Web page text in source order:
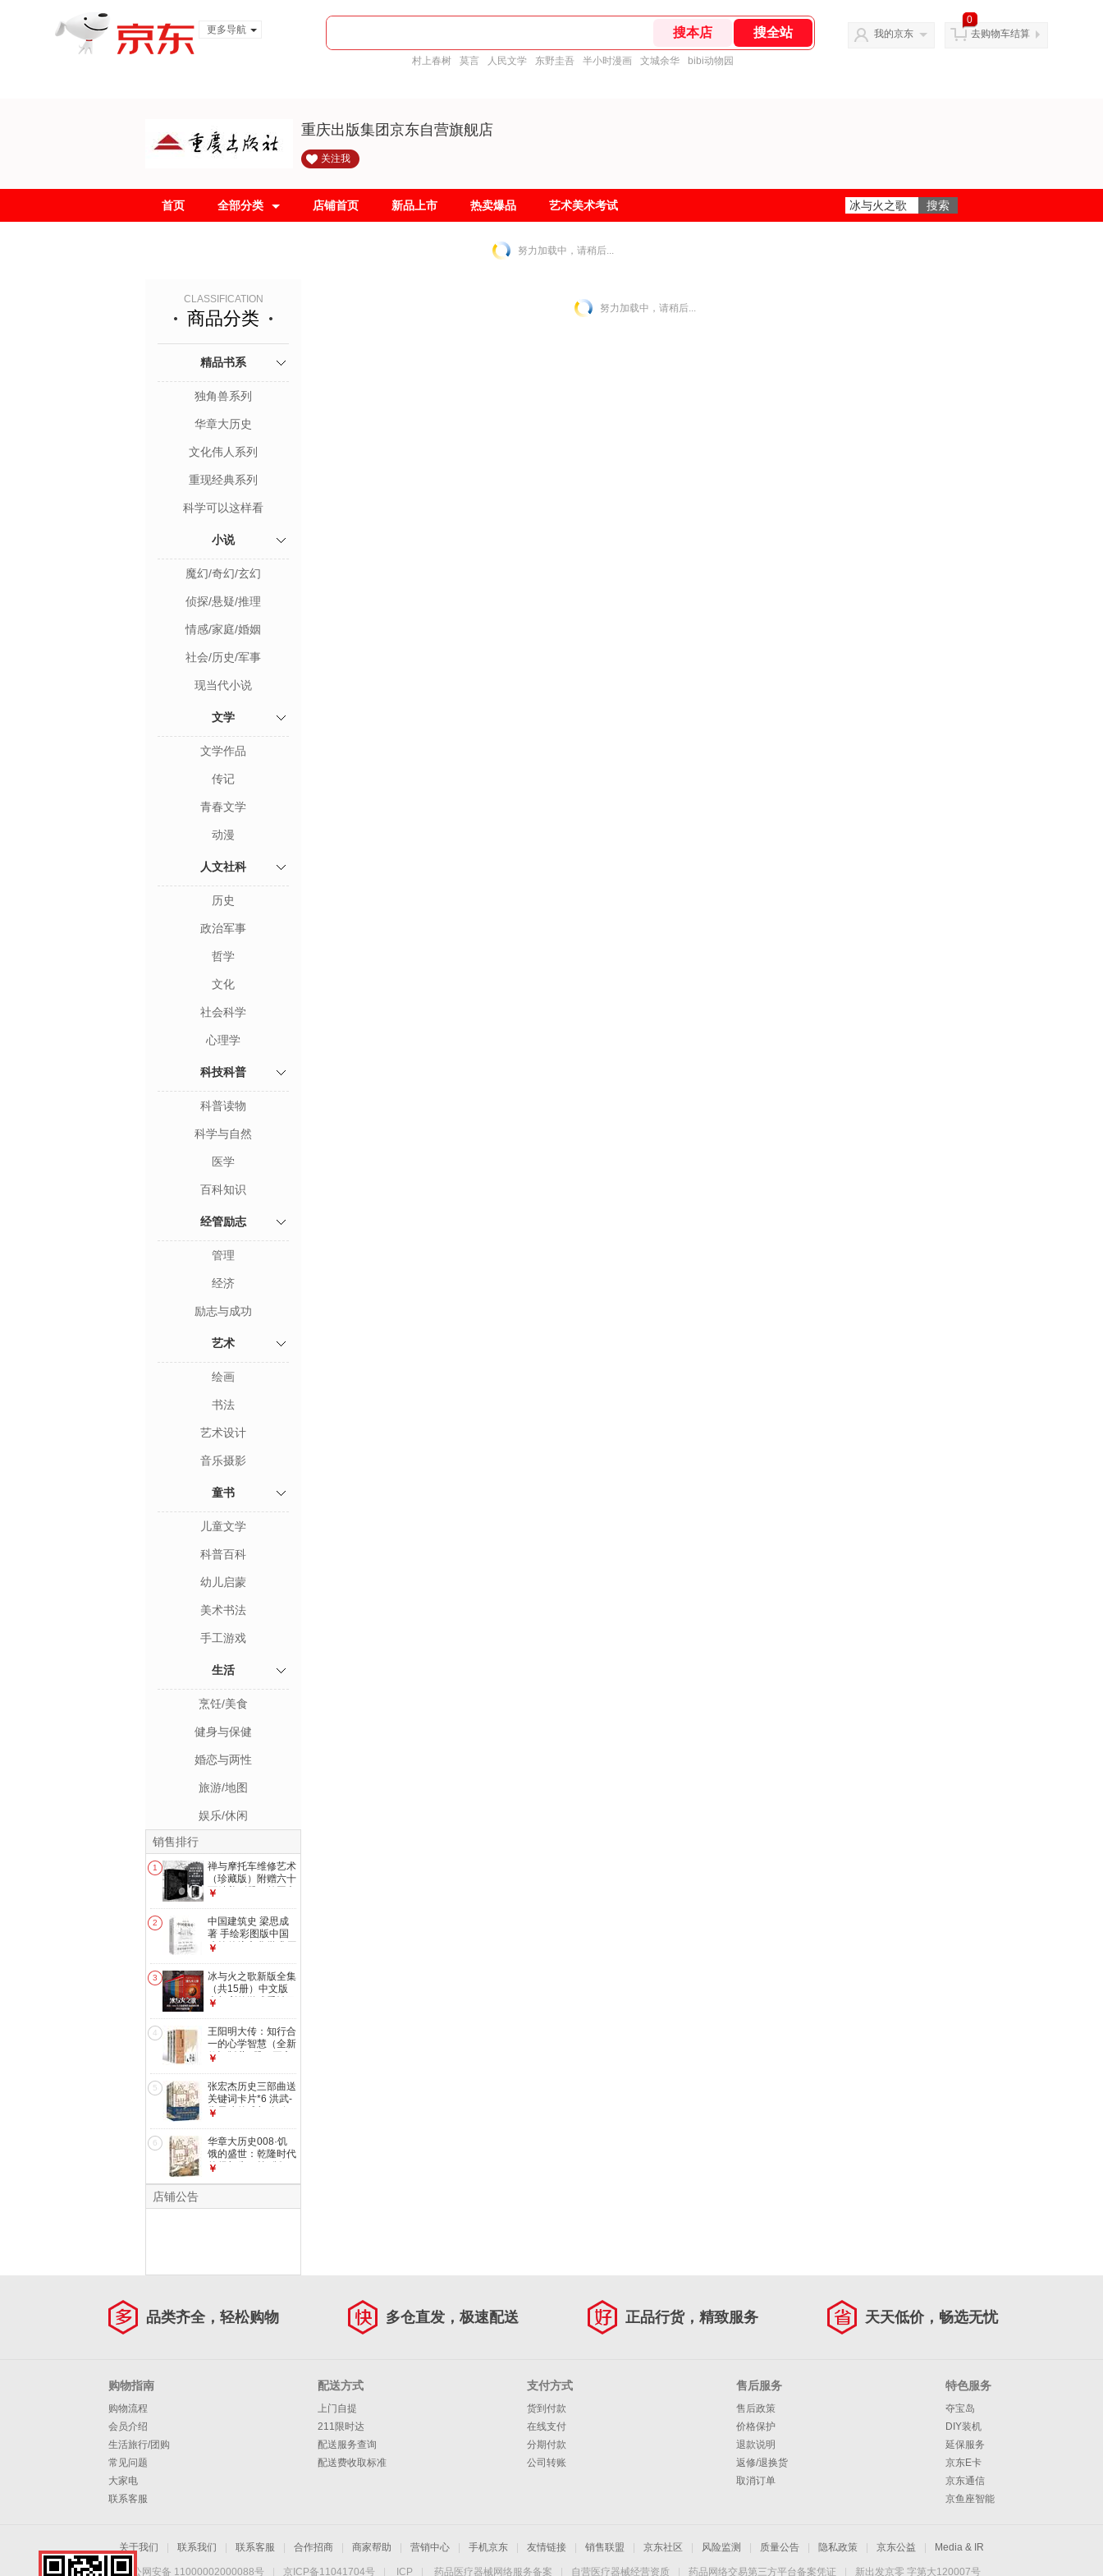
更多导航
村上春树 莫言 人民文学 东野圭吾 半小时漫画 文城余华 bibi动物园
我的京东
0
去购物车结算
重庆出版集团京东自营旗舰店
关注我
首页 全部分类 店铺首页 新品上市 热卖爆品 艺术美术考试
努力加载中，请稍后...
CLASSIFICATION
商品分类
精品书系
独角兽系列
华章大历史
文化伟人系列
重现经典系列
科学可以这样看
小说
魔幻/奇幻/玄幻
侦探/悬疑/推理
情感/家庭/婚姻
社会/历史/军事
现当代小说
文学
文学作品
传记
青春文学
动漫
人文社科
历史
政治军事
哲学
文化
社会科学
心理学
科技科普
科普读物
科学与自然
医学
百科知识
经管励志
管理
经济
励志与成功
艺术
绘画
书法
艺术设计
音乐摄影
童书
儿童文学
科普百科
幼儿启蒙
美术书法
手工游戏
生活
烹饪/美食
健身与保健
婚恋与两性
旅游/地图
娱乐/休闲
销售排行
1
禅与摩托车维修艺术
（珍藏版）附赠六十
页精美别册，外国文
探寻告别精神内耗
小说
￥
2
中国建筑史 梁思成
著 手绘彩图版中国
建筑传统文化学术历
质文化丛书
￥
3
冰与火之歌新版全集
（共15册）中文版
本权利的游戏乔治马
畅外国小说美剧原著
小说
￥
4
王阳明大传：知行合
一的心学智慧（全新
修订版共3册）王守
古代史儒学人生中国
哲学
￥
5
张宏杰历史三部曲送
关键词卡片*6 洪武-
朱元璋的成与败+饥
中国历史研究明清历
史人物华章大历史
￥
6
华章大历史008·饥
饿的盛世：乾隆时代
的得与失（第2版）
￥
店铺公告
努力加载中，请稍后...
品类齐全，轻松购物 多仓直发，极速配送 正品行货，精致服务 天天低价，畅选无忧
购物指南
购物流程
会员介绍
生活旅行/团购
常见问题
大家电
联系客服
配送方式
上门自提
211限时达
配送服务查询
配送费收取标准
支付方式
货到付款
在线支付
分期付款
公司转账
售后服务
售后政策
价格保护
退款说明
返修/退换货
取消订单
特色服务
夺宝岛
DIY装机
延保服务
京东E卡
京东通信
京鱼座智能
关于我们 联系我们 联系客服 合作招商 商家帮助 营销中心 手机京东 友情链接 销售联盟 京东社区 风险监测 质量公告 隐私政策 京东公益 Media & IR
京公网安备 11000002000088号 京ICP备11041704号 ICP 药品医疗器械网络服务备案 自营医疗器械经营资质 药品网络交易第三方平台备案凭证 新出发京零 字第大120007号